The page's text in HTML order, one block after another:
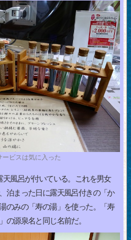
ビスは気に入った
風呂が付いている。これを男女
泊まった日に露天風呂付きの「か
のみの「寿の湯」を使った。「寿
の源泉名と同じ名前だ。